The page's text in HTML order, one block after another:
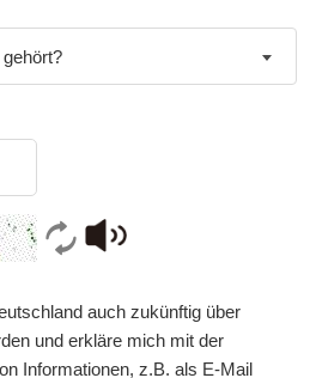
auch zukünftig über
und erkläre mich mit der
Informationen, z.B. als E-Mail